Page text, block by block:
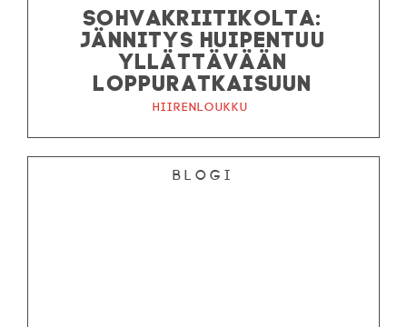
SOHVAKRIITIKOLTA:
JÄNNITYS HUIPENTUU
YLLÄTTÄVÄÄN
LOPPURATKAISUUN
Hiirenloukku
Blogi